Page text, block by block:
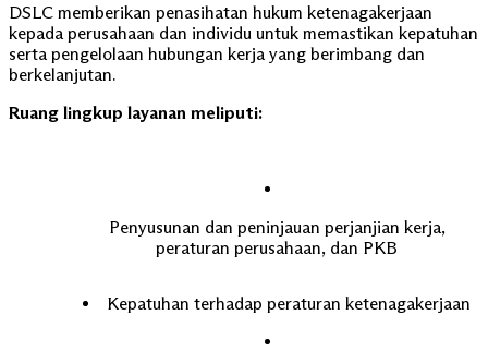
DSLC memberikan penasihatan hukum ketenagakerjaan
kepada perusahaan dan individu untuk memastikan kepatuhan
serta pengelolaan hubungan kerja yang berimbang dan
berkelanjutan.
Ruang lingkup layanan meliputi:
Penyusunan dan peninjauan perjanjian kerja,
peraturan perusahaan, dan PKB
Kepatuhan terhadap peraturan ketenagakerjaan